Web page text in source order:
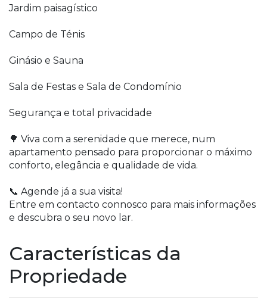
Jardim paisagístico
Campo de Ténis
Ginásio e Sauna
Sala de Festas e Sala de Condomínio
Segurança e total privacidade
🌳 Viva com a serenidade que merece, num
apartamento pensado para proporcionar o máximo
conforto, elegância e qualidade de vida.
📞 Agende já a sua visita!
Entre em contacto connosco para mais informações
e descubra o seu novo lar.
Características da
Propriedade